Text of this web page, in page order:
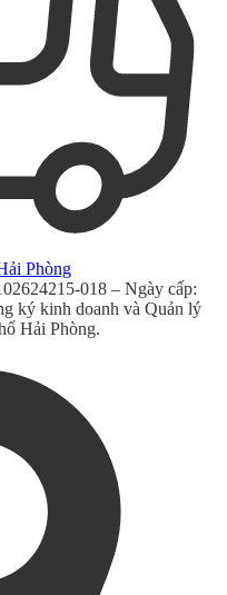
Phòng
018 – Ngày cấp:
ký kinh doanh và Quản lý
Hải Phòng.